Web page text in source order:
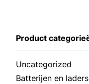
Uncategorized
Batterijen en laders